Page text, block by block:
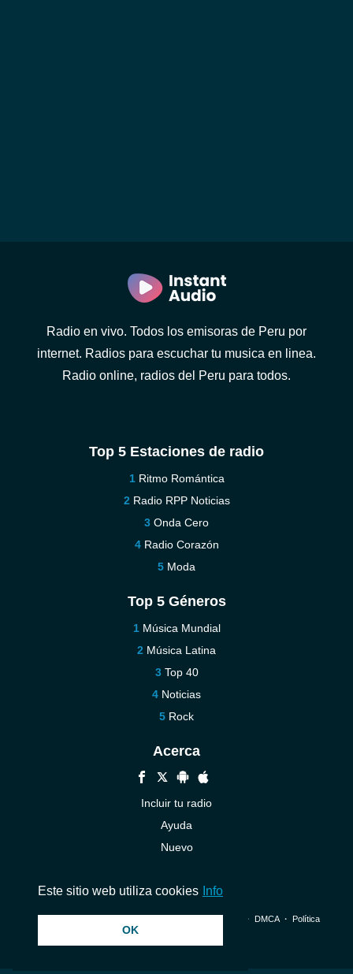
Radio en vivo. Todos los emisoras de Peru por
internet. Radios para escuchar tu musica en linea.
Radio online, radios del Peru para todos.
Top 5 Estaciones de radio
Ritmo Romántica
Radio RPP Noticias
Onda Cero
Radio Corazón
Moda
Top 5 Géneros
Música Mundial
Música Latina
Top 40
Noticias
Rock
Acerca
Incluir tu radio
Ayuda
Nuevo
© 2026 InstantAudio. Reservados todos los derechos. ・ DMCA・ Política
Este sitio web utiliza cookies Info
OK